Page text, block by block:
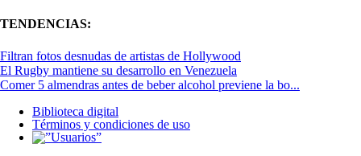
TENDENCIAS:
Filtran fotos desnudas de artistas de Hollywood
El Rugby mantiene su desarrollo en Venezuela
Comer 5 almendras antes de beber alcohol previene la bo...
Biblioteca digital
Términos y condiciones de uso